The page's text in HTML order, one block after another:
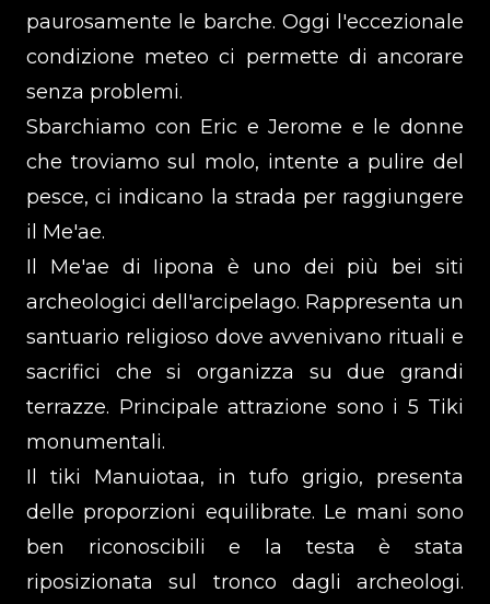
paurosamente le barche. Oggi l'eccezionale
condizione meteo ci permette di ancorare
senza problemi.
Sbarchiamo con Eric e Jerome e le donne
che troviamo sul molo, intente a pulire del
pesce, ci indicano la strada per raggiungere
il Me'ae.
Il Me'ae di Iipona è uno dei più bei siti
archeologici dell'arcipelago. Rappresenta un
santuario religioso dove avvenivano rituali e
sacrifici che si organizza su due grandi
terrazze. Principale attrazione sono i 5 Tiki
monumentali.
Il tiki Manuiotaa, in tufo grigio, presenta
delle proporzioni equilibrate. Le mani sono
ben riconoscibili e la testa è stata
riposizionata sul tronco dagli archeologi.